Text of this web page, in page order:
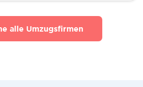
alle Umzugsfirmen